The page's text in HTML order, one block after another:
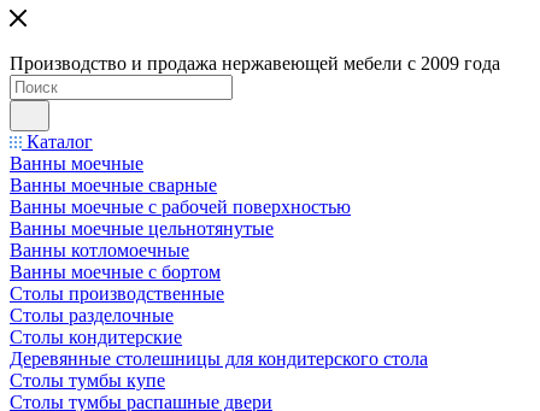
Производство и продажа нержавеющей мебели с 2009 года
Каталог
Ванны моечные
Ванны моечные сварные
Ванны моечные с рабочей поверхностью
Ванны моечные цельнотянутые
Ванны котломоечные
Ванны моечные с бортом
Столы производственные
Столы разделочные
Столы кондитерские
Деревянные столешницы для кондитерского стола
Столы тумбы купе
Столы тумбы распашные двери